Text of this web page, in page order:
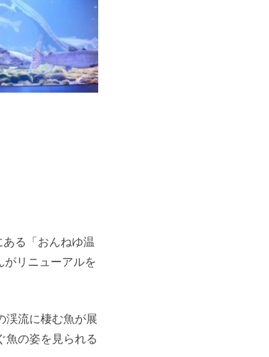
る「おんねゆ温
がリニューアルを
渓流に棲む魚が展
魚の姿を見られる